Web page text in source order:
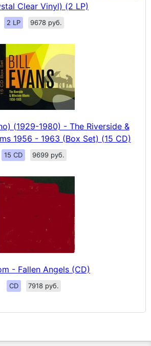
Clear Vinyl) (2 LP)
2 LP 9678 руб.
(1929-1980) - The Riverside &
1956 - 1963 (Box Set) (15 CD)
15 CD 9699 руб.
- Fallen Angels (CD)
CD 7918 руб.